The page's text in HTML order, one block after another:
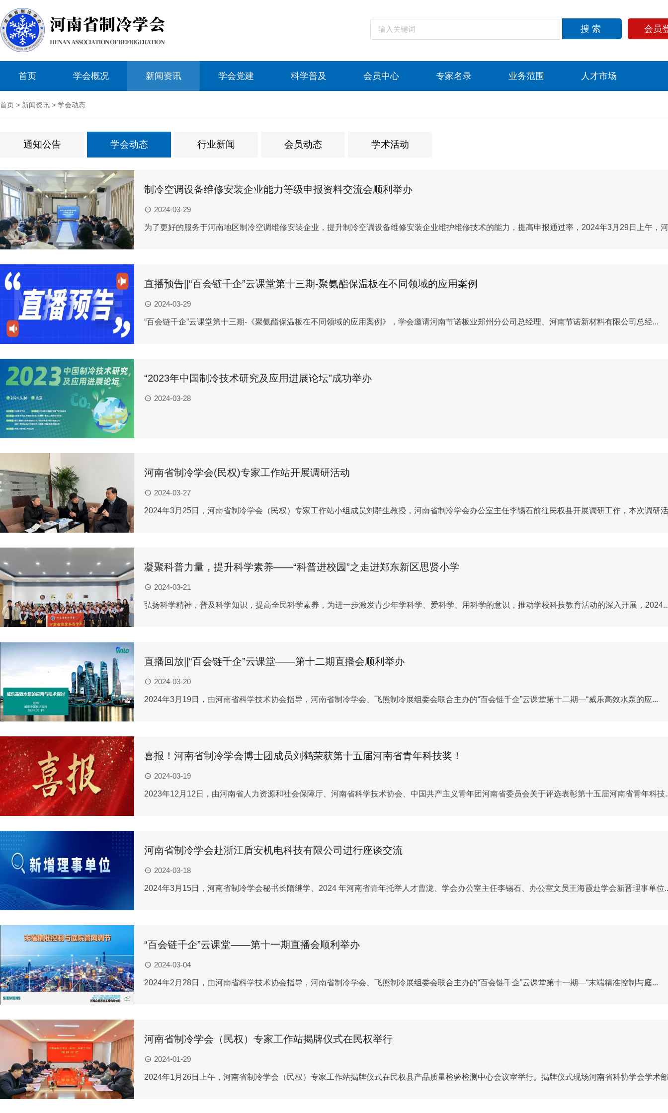
会员
搜索
首页 学会概况 新闻资讯 学会党建 科学普及 会员中心 专家名录 业务范围 人才市场
首页 > 新闻资讯 > 学会动态
通知公告 学会动态 行业新闻 会员动态 学术活动
制冷空调设备维修安装企业能力等级申报资料交流会顺利举办
2024-03-29
为了更好的服务于河南地区制冷空调维修安装企业，提升制冷空调设备维修安装企业维护维修技术的能力，提高申报通过率，2024年3月29日上午，
直播预告||“百会链千企”云课堂第十三期-聚氨酯保温板在不同领域的应用案例
2024-03-29
“百会链千企”云课堂第十三期-《聚氨酯保温板在不同领域的应用案例》，学会邀请河南节诺板业郑州分公司总经理、河南节诺新材料有限公司总经...
“2023年中国制冷技术研究及应用进展论坛”成功举办
2024-03-28
河南省制冷学会(民权)专家工作站开展调研活动
2024-03-27
2024年3月25日，河南省制冷学会（民权）专家工作站小组成员刘群生教授，河南省制冷学会办公室主任李锡石前往民权县开展调研工作，本次调研
凝聚科普力量，提升科学素养——“科普进校园”之走进郑东新区思贤小学
2024-03-21
弘扬科学精神，普及科学知识，提高全民科学素养，为进一步激发青少年学科学、爱科学、用科学的意识，推动学校科技教育活动的深入开展，
直播回放||“百会链千企”云课堂——第十二期直播会顺利举办
2024-03-20
2024年3月19日，由河南省科学技术协会指导，河南省制冷学会、飞熊制冷展组委会联合主办的“百会链千企”云课堂第十二期—“威乐高效水泵的应...
喜报！河南省制冷学会博士团成员刘鹤荣获第十五届河南省青年科技奖！
2024-03-19
2023年12月12日，由河南省人力资源和社会保障厅、河南省科学技术协会、中国共产主义青年团河南省委员会关于评选表彰第十五届河南省青年科技
河南省制冷学会赴浙江盾安机电科技有限公司进行座谈交流
2024-03-18
2024年3月15日，河南省制冷学会秘书长隋继学、2024 年河南省青年托举人才曹泷、学会办公室主任李锡石、办公室文员王海霞赴学会新晋理事单位
“百会链千企”云课堂——第十一期直播会顺利举办
2024-03-04
2024年2月28日，由河南省科学技术协会指导，河南省制冷学会、飞熊制冷展组委会联合主办的“百会链千企”云课堂第十一期—“末端精准控制与庭...
河南省制冷学会（民权）专家工作站揭牌仪式在民权举行
2024-01-29
2024年1月26日上午，河南省制冷学会（民权）专家工作站揭牌仪式在民权县产品质量检验检测中心会议室举行。揭牌仪式现场河南省科协学会学术